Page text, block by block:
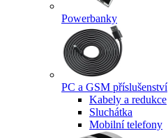
Powerbanky
PC a GSM příslušenství
Kabely a redukce
Sluchátka
Mobilní telefony